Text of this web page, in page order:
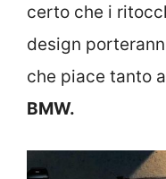
certo che i
design
che piace tanto
BMW.